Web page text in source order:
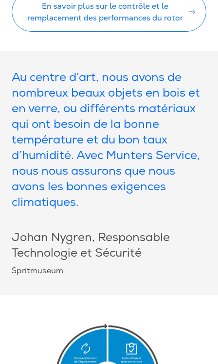
En savoir plus sur le contrôle et le
remplacement des performances du rotor
Au centre d’art, nous avons de
nombreux beaux objets en bois et
en verre, ou différents matériaux
qui ont besoin de la bonne
température et du bon taux
d’humidité. Avec Munters Service,
nous nous assurons que nous
avons les bonnes exigences
climatiques.
Johan Nygren, Responsable
Technologie et Sécurité
Spritmuseum